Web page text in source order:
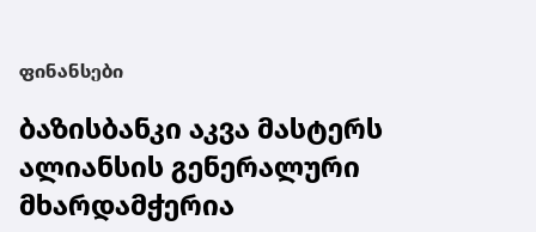
ფინანსები
ბაზისბანკი აკვა მასტერს
ალიანსის გენერალური
მხარდამჭერია